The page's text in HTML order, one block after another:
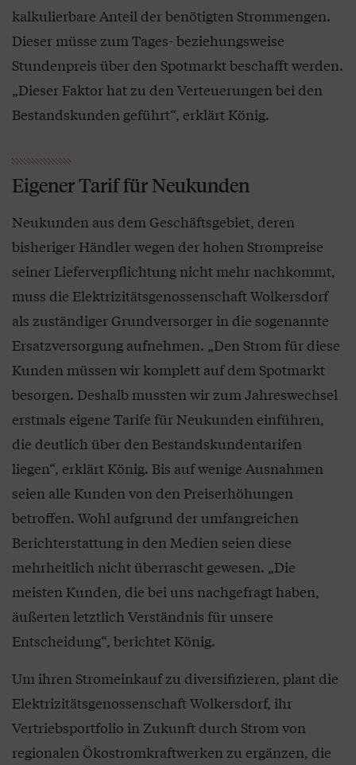
kalkulierbare Anteil der benötigten Strommengen.
Dieser müsse zum Tages- beziehungsweise
Stundenpreis über den Spotmarkt beschafft werden.
„Dieser Faktor hat zu den Verteuerungen bei den
Bestandskunden geführt“, erklärt König.
Eigener Tarif für Neukunden
Neukunden aus dem Geschäftsgebiet, deren
bisheriger Händler wegen der hohen Strompreise
seiner Lieferverpflichtung nicht mehr nachkommt,
muss die Elektrizitätsgenossenschaft Wolkersdorf
als zuständiger Grundversorger in die sogenannte
Ersatzversorgung aufnehmen. „Den Strom für diese
Kunden müssen wir komplett auf dem Spotmarkt
besorgen. Deshalb mussten wir zum Jahreswechsel
erstmals eigene Tarife für Neukunden einführen,
die deutlich über den Bestandskundentarifen
liegen“, erklärt König. Bis auf wenige Ausnahmen
seien alle Kunden von den Preiserhöhungen
betroffen. Wohl aufgrund der umfangreichen
Berichterstattung in den Medien seien diese
mehrheitlich nicht überrascht gewesen. „Die
meisten Kunden, die bei uns nachgefragt haben,
äußerten letztlich Verständnis für unsere
Entscheidung“, berichtet König.
Um ihren Stromeinkauf zu diversifizieren, plant die
Elektrizitätsgenossenschaft Wolkersdorf, ihr
Vertriebsportfolio in Zukunft durch Strom von
regionalen Ökostromkraftwerken zu ergänzen, die